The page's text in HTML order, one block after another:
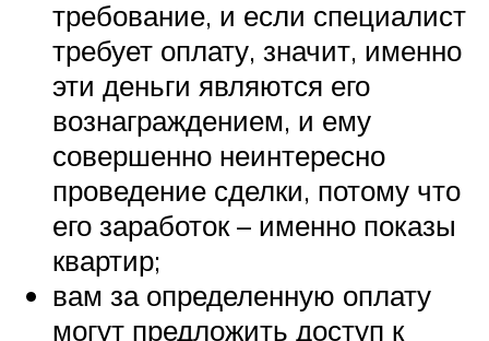
требование, и если специалист
требует оплату, значит, именно
эти деньги являются его
вознаграждением, и ему
совершенно неинтересно
проведение сделки, потому что
его заработок – именно показы
квартир;
вам за определенную оплату
могут предложить доступ к